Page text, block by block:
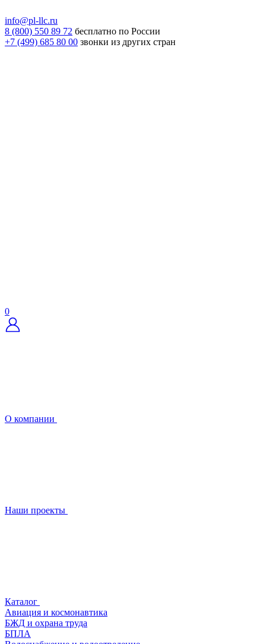
info@pl-llc.ru
8 (800) 550 89 72 бесплатно по России
+7 (499) 685 80 00 звонки из других стран
0
О компании
Наши проекты
Каталог
Авиация и космонавтика
БЖД и охрана труда
БПЛА